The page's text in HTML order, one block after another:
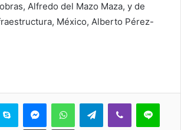
Alfredo del Mazo Maza, y de
México, Alberto Pérez-
Skype MessengerWhatsAppTelegramViber Line